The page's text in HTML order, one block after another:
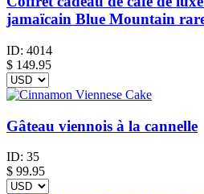
jamaïcain Blue Mountain
ID: 4014
$ 149.95
Gâteau viennois à la cannelle
ID: 35
$ 99.95